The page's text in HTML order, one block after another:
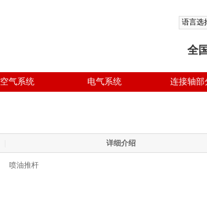
全
空气系统 电气系统 连接轴部
详细介绍
喷油推杆